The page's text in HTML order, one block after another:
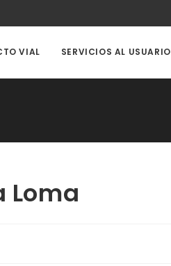
VIAL SERVICIOS AL USUARIO
Loma